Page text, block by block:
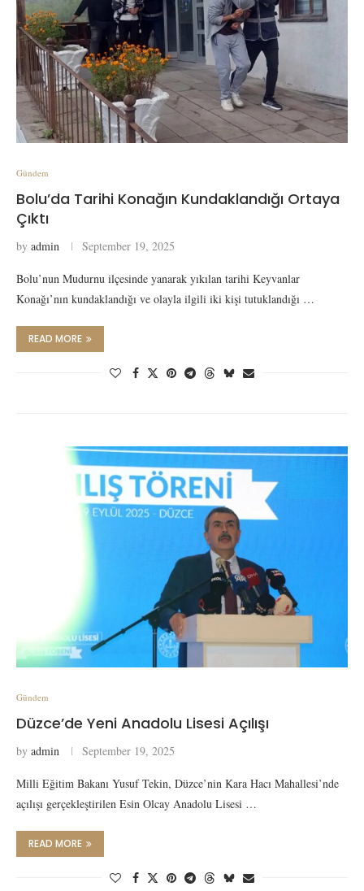
Gündem
Bolu’da Tarihi Konağın Kundaklandığı Ortaya
Çıktı
by admin September 19, 2025
Bolu’nun Mudurnu ilçesinde yanarak yıkılan tarihi Keyvanlar
Konağı’nın kundaklandığı ve olayla ilgili iki kişi tutuklandığı …
READ MORE
Gündem
Düzce’de Yeni Anadolu Lisesi Açılışı
by admin September 19, 2025
Milli Eğitim Bakanı Yusuf Tekin, Düzce’nin Kara Hacı Mahallesi’nde
açılışı gerçekleştirilen Esin Olcay Anadolu Lisesi …
READ MORE